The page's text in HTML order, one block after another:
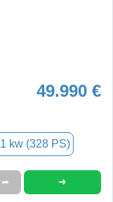
49.990 €
kw (328 PS)
➦ ➜